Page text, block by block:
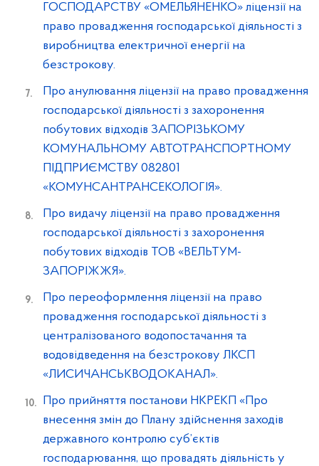
ГОСПОДАРСТВУ «ОМЕЛЬЯНЕНКО» ліцензії на
право провадження господарської діяльності з
виробництва електричної енергії на
безстрокову.
Про анулювання ліцензії на право провадження
господарської діяльності з захоронення
побутових відходів ЗАПОРІЗЬКОМУ
КОМУНАЛЬНОМУ АВТОТРАНСПОРТНОМУ
ПІДПРИЄМСТВУ 082801
«КОМУНСАНТРАНСЕКОЛОГІЯ».
Про видачу ліцензії на право провадження
господарської діяльності з захоронення
побутових відходів ТОВ «ВЕЛЬТУМ-
ЗАПОРІЖЖЯ».
Про переоформлення ліцензії на право
провадження господарської діяльності з
централізованого водопостачання та
водовідведення на безстрокову ЛКСП
«ЛИСИЧАНСЬКВОДОКАНАЛ».
Про прийняття постанови НКРЕКП «Про
внесення змін до Плану здійснення заходів
державного контролю суб’єктів
господарювання, що провадять діяльність у